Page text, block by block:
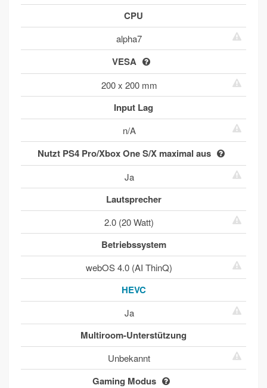
CPU
alpha7
VESA
200 x 200 mm
Input Lag
n/A
Nutzt PS4 Pro/Xbox One S/X maximal aus
Ja
Lautsprecher
2.0 (20 Watt)
Betriebssystem
webOS 4.0 (AI ThinQ)
HEVC
Ja
Multiroom-Unterstützung
Unbekannt
Gaming Modus